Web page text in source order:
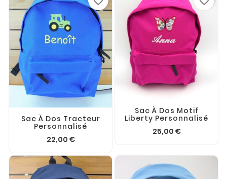
Sac À Dos Tracteur
Personnalisé
22,00 €
Sac À Dos Motif
Liberty Personnalisé
25,00 €